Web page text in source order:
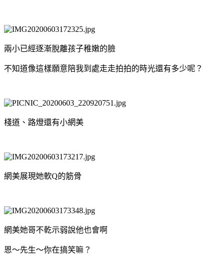
兩小已經逐漸脫離孩子稚嫩的臉
不知道像這樣願意陪我到處走走拍拍的時光還有多少呢？
棧道、路燈還有小網美
網美展現她軟Q的筋骨
網美她哥不乾示弱說他也會啊
恩～先生～你在搞笑嘛？